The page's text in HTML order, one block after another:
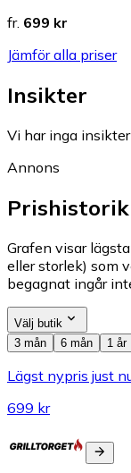
fr. 699 kr
Jämför alla priser
Insikter
Vi har inga
Annons
Prishistorik
Grafen visar
eller storlek) som
begagnat ingår
Välj butik
3 mån
6 mån 1 år
Lägst nypris just
699 kr